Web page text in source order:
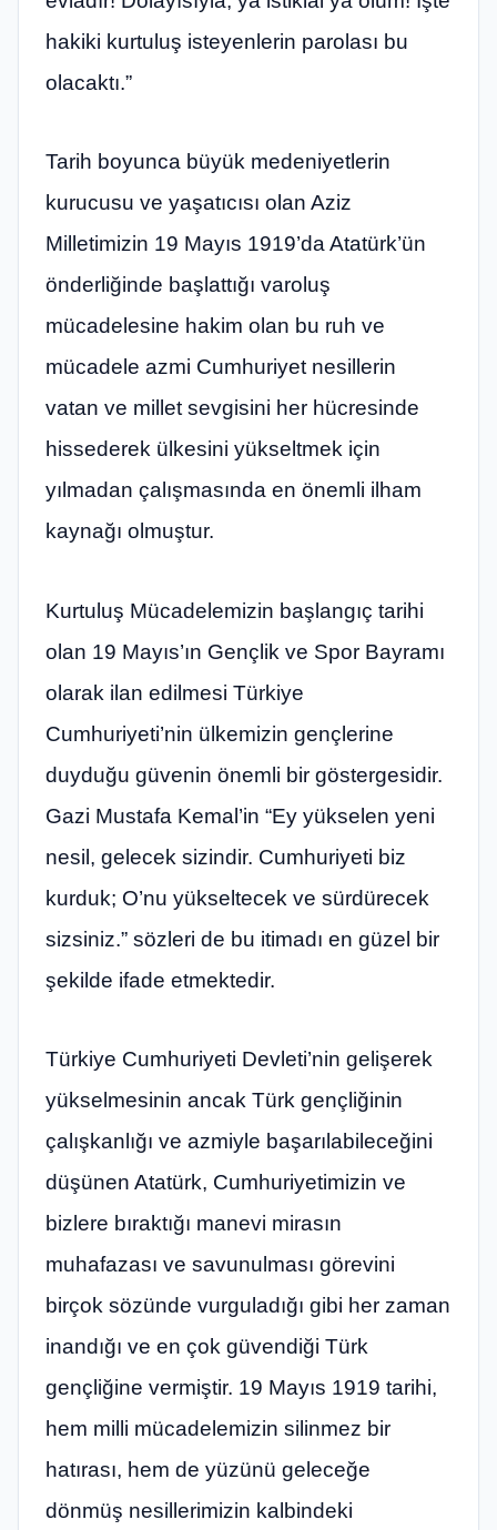
hakiki kurtuluş isteyenlerin parolası bu
olacaktı.”
Tarih boyunca büyük medeniyetlerin
kurucusu ve yaşatıcısı olan Aziz
Milletimizin 19 Mayıs 1919’da Atatürk’ün
önderliğinde başlattığı varoluş
mücadelesine hakim olan bu ruh ve
mücadele azmi Cumhuriyet nesillerin
vatan ve millet sevgisini her hücresinde
hissederek ülkesini yükseltmek için
yılmadan çalışmasında en önemli ilham
kaynağı olmuştur.
Kurtuluş Mücadelemizin başlangıç tarihi
olan 19 Mayıs’ın Gençlik ve Spor Bayramı
olarak ilan edilmesi Türkiye
Cumhuriyeti’nin ülkemizin gençlerine
duyduğu güvenin önemli bir göstergesidir.
Gazi Mustafa Kemal’in “Ey yükselen yeni
nesil, gelecek sizindir. Cumhuriyeti biz
kurduk; O’nu yükseltecek ve sürdürecek
sizsiniz.” sözleri de bu itimadı en güzel bir
şekilde ifade etmektedir.
Türkiye Cumhuriyeti Devleti’nin gelişerek
yükselmesinin ancak Türk gençliğinin
çalışkanlığı ve azmiyle başarılabileceğini
düşünen Atatürk, Cumhuriyetimizin ve
bizlere bıraktığı manevi mirasın
muhafazası ve savunulması görevini
birçok sözünde vurguladığı gibi her zaman
inandığı ve en çok güvendiği Türk
gençliğine vermiştir. 19 Mayıs 1919 tarihi,
hem milli mücadelemizin silinmez bir
hatırası, hem de yüzünü geleceğe
dönmüş nesillerimizin kalbindeki